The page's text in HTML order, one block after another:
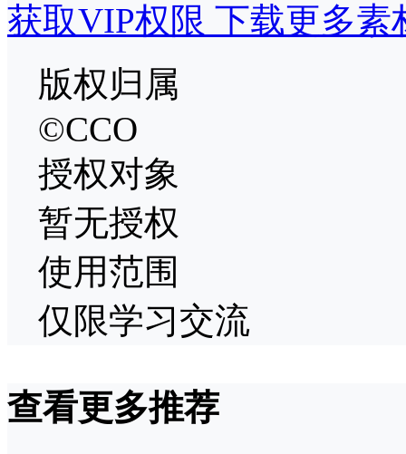
获取VIP权限 下载更多素
版权归属
©CCO
授权对象
暂无授权
使用范围
仅限学习交流
查看更多推荐